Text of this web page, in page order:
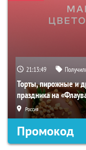
21:13:48
Торты, пирожные и
праздника на
Россия
Промокод